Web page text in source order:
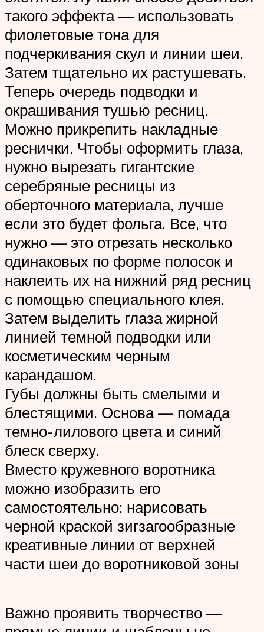
такого эффекта — использовать
фиолетовые тона для
подчеркивания скул и линии шеи.
Затем тщательно их растушевать.
Теперь очередь подводки и
окрашивания тушью ресниц.
Можно прикрепить накладные
реснички. Чтобы оформить глаза,
нужно вырезать гигантские
серебряные ресницы из
оберточного материала, лучше
если это будет фольга. Все, что
нужно — это отрезать несколько
одинаковых по форме полосок и
наклеить их на нижний ряд ресниц
с помощью специального клея.
Затем выделить глаза жирной
линией темной подводки или
косметическим черным
карандашом.
Губы должны быть смелыми и
блестящими. Основа — помада
темно-лилового цвета и синий
блеск сверху.
Вместо кружевного воротника
можно изобразить его
самостоятельно: нарисовать
черной краской зигзагообразные
креативные линии от верхней
части шеи до воротниковой зоны
Важно проявить творчество —